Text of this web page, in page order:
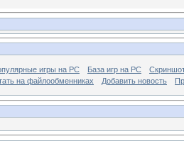
игры на PC База игр на РС
на файлообменниках
Добавить новость